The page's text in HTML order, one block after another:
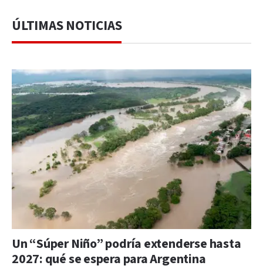
ÚLTIMAS NOTICIAS
Un “Súper Niño” podría extenderse hasta
2027: qué se espera para Argentina